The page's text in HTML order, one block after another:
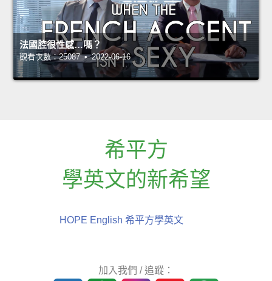
法國腔很性感…嗎？
觀看次數：25087 • 2022-06-16
希平方
學英文的新希望
HOPE English 希平方學英文
加入我們 / 追蹤：